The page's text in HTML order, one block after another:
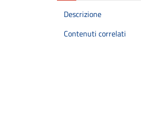
Descrizione
Contenuti correlati